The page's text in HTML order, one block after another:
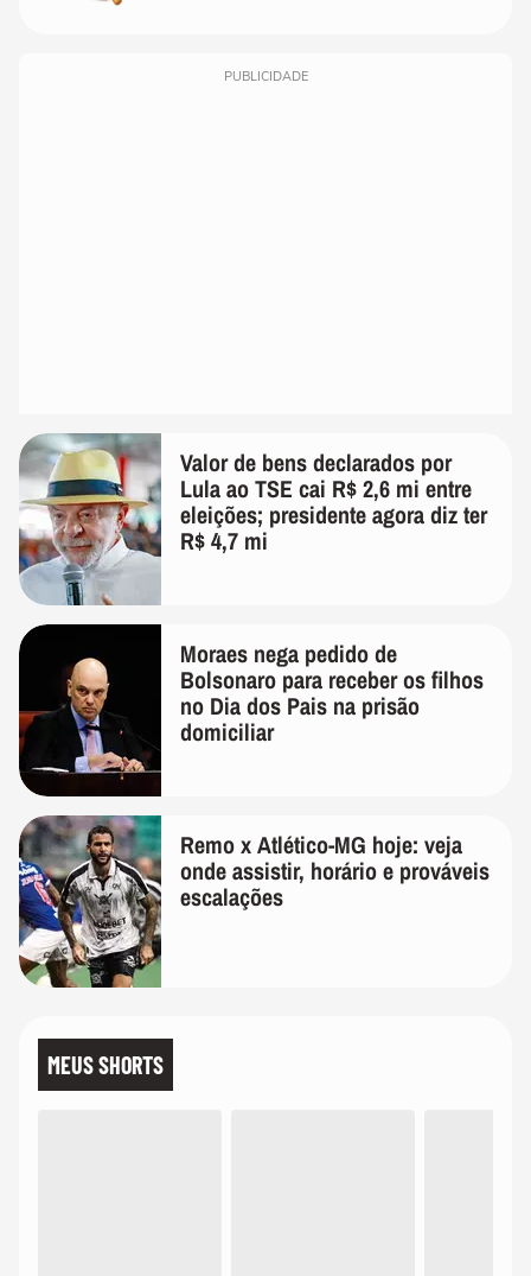
PUBLICIDADE
Valor de bens declarados por
Lula ao TSE cai R$ 2,6 mi entre
eleições; presidente agora diz ter
R$ 4,7 mi
Moraes nega pedido de
Bolsonaro para receber os filhos
no Dia dos Pais na prisão
domiciliar
Remo x Atlético-MG hoje: veja
onde assistir, horário e prováveis
escalações
MEUS SHORTS